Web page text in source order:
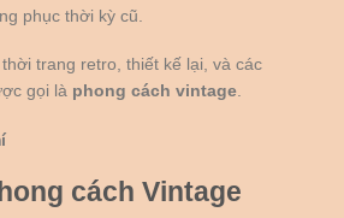
phục thời kỳ cũ.
trang retro, thiết kế lại, và các
gọi là phong cách vintage.
cách Vintage